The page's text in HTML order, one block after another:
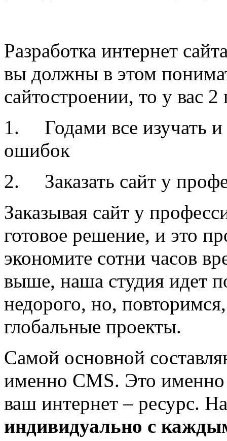
Разработка интернет
вы должны в этом
сайтостроении, то у вас
1.
Годами все изучать
ошибок
2.
Заказать сайт у
Заказывая сайт у
готовое решение, и это
экономите сотни часов
выше, наша студия идет
недорого, но,
глобальные проекты.
Самой основной
именно CMS. Это именно
ваш интернет – ресурс.
индивидуально с